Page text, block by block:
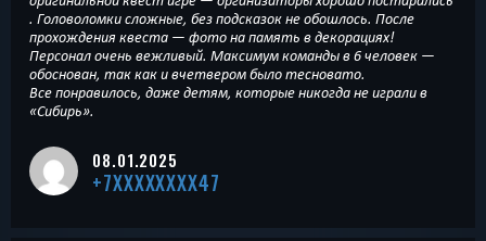
. Головоломки сложные, без подсказок не обошлось. После
прохождения квеста — фото на память в декорациях!
Персонал очень вежливый. Максимум команды в 6 человек —
обоснован, так как и вчетвером было тесновато.
Все понравилось, даже детям, которые никогда не играли в
«Сибирь».
08.01.2025
+7XXXXXXXX47